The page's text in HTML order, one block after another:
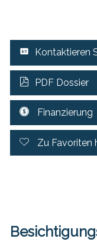
Kontaktieren
PDF Dossier
Finanzierung
Zu Favoriten